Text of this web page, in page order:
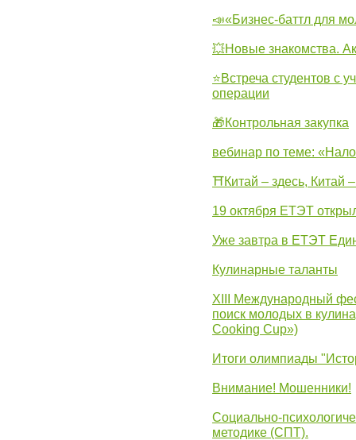
📣«Бизнес-баттл для
💥Новые знакомства.
⭐Встреча студентов с
операции
🎁Контрольная закупка
вебинар по теме:
⛩Китай – здесь, Китай
19 октября ЕТЭТ
Уже завтра в ЕТЭТ
Кулинарные таланты
XIII Международный
поиск молодых в
Cooking Cup»)
Итоги олимпиады
Внимание! Мошенники!
Социально-
методике (СПТ).